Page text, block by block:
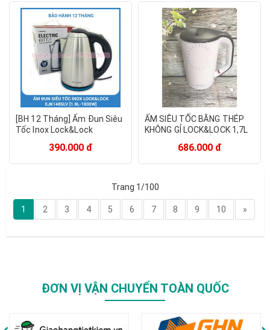
[BH 12 Tháng] Ấm Đun Siêu
Tốc Inox Lock&Lock
390.000 đ
ẤM SIÊU TỐC BẰNG THÉP
KHÔNG GỈ LOCK&LOCK 1,7L
686.000 đ
Trang 1/100
1 2 3 4 5 6 7 8 9 10 »
ĐƠN VỊ VẬN CHUYỂN TOÀN QUỐC